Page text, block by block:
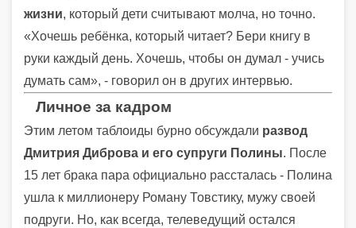
жизни, который дети считывают молча, но точно.
«Хочешь ребёнка, который читает? Бери книгу в
руки каждый день. Хочешь, чтобы он думал - учись
думать сам», - говорил он в других интервью.
Личное за кадром
Этим летом таблоиды бурно обсуждали развод
Дмитрия Диброва и его супруги Полины. После
15 лет брака пара официально рассталась - Полина
ушла к миллионеру Роману Товстику, мужу своей
подруги. Но, как всегда, телеведущий остался